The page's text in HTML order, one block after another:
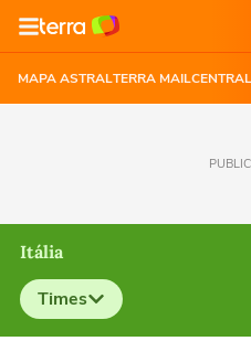
MAPA ASTRALTERRA MAIL
Itália
Times